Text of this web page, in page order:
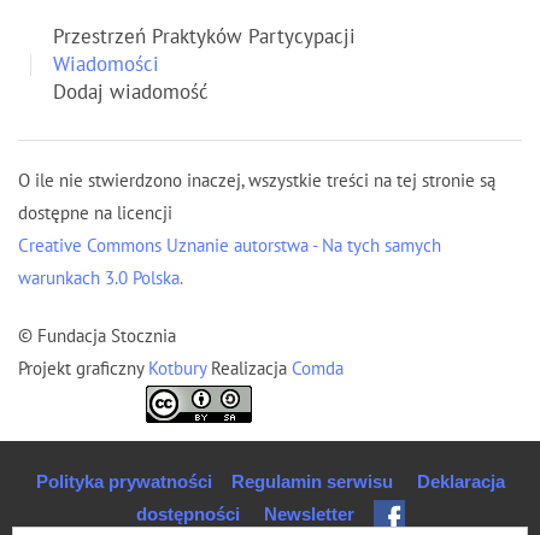
Przestrzeń Praktyków Partycypacji
Wiadomości
Dodaj wiadomość
O ile nie stwierdzono inaczej, wszystkie treści na tej stronie są
dostępne na licencji
Creative Commons Uznanie autorstwa - Na tych samych
warunkach 3.0 Polska.
© Fundacja Stocznia
Projekt graficzny Kotbury Realizacja Comda
Polityka prywatności Regulamin serwisu
Deklaracja
dostępności
Newsletter